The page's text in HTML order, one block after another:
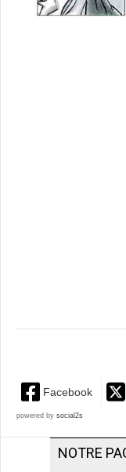
Facebook
powered by social2s
NOTRE